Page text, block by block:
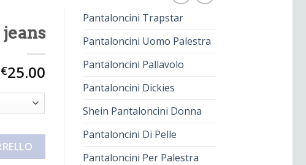
Pantaloncini Trapstar
Pantaloncini Uomo Palestra
Pantaloncini Pallavolo
Pantaloncini Dickies
Shein Pantaloncini Donna
Pantaloncini Di Pelle
Pantaloncini Per Palestra
€25.00